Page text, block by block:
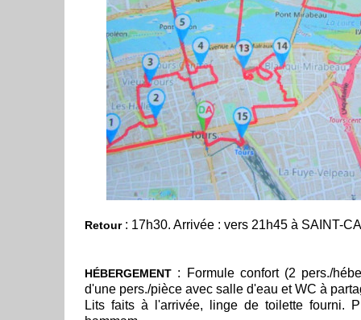
Retour: 17h30. Arrivée : vers 21h45 à SAINT-
HÉBERGEMENT : Formule confort (2 pers./
d'une pers./pièce avec salle d'eau et WC à
Lits faits à l'arrivée, linge de toilette fourni.